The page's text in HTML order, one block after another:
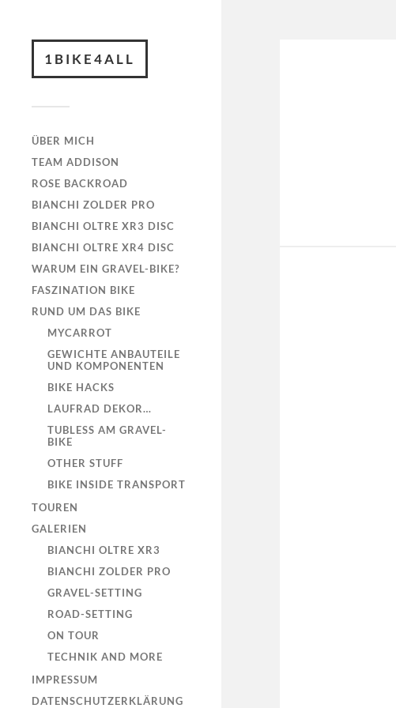
1BIKE4ALL
ÜBER MICH
TEAM ADDISON
ROSE BACKROAD
BIANCHI ZOLDER PRO
BIANCHI OLTRE XR3 DISC
BIANCHI OLTRE XR4 DISC
WARUM EIN GRAVEL-BIKE?
FASZINATION BIKE
RUND UM DAS BIKE
MYCARROT
GEWICHTE ANBAUTEILE
UND KOMPONENTEN
BIKE HACKS
LAUFRAD DEKOR…
TUBLESS AM GRAVEL-
BIKE
OTHER STUFF
BIKE INSIDE TRANSPORT
TOUREN
GALERIEN
BIANCHI OLTRE XR3
BIANCHI ZOLDER PRO
GRAVEL-SETTING
ROAD-SETTING
ON TOUR
TECHNIK AND MORE
IMPRESSUM
DATENSCHUTZERKLÄRUNG